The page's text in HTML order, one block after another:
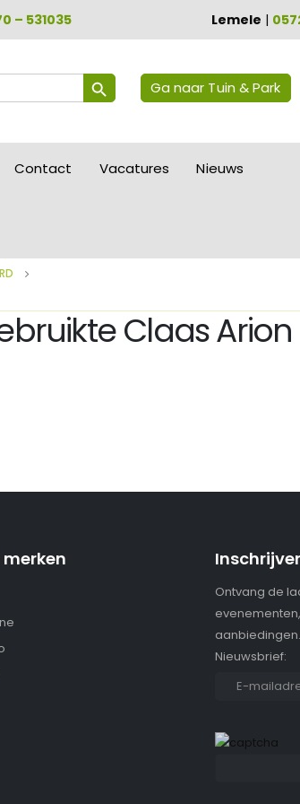
– 531035 Lemele |
Zoekknop
Ga naar Tuin & Park
Contact Vacatures
Nieuws
Claas
merken
Ontvang de
Nieuwsbrief: